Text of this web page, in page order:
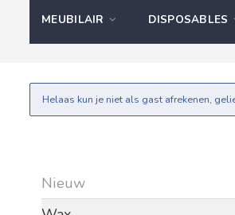
MEUBILAIR DISPOSABLES
Helaas kun je niet als gast afrekenen,
Nieuw